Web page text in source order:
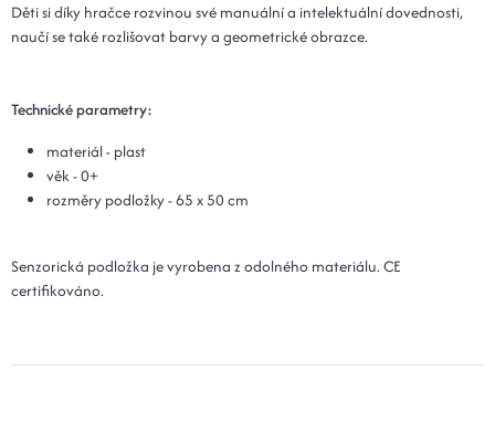
Děti si díky hračce rozvinou své manuální a intelektuální dovednosti,
naučí se také rozlišovat barvy a geometrické obrazce.
Technické parametry:
materiál - plast
věk - 0+
rozměry podložky - 65 x 50 cm
Senzorická podložka je vyrobena z odolného materiálu. CE
certifikováno.